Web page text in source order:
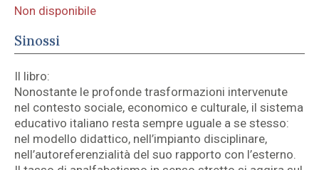
Non disponibile
Sinossi
Il libro:
Nonostante le profonde trasformazioni intervenute
nel contesto sociale, economico e culturale, il sistema
educativo italiano resta sempre uguale a se stesso:
nel modello didattico, nell’impianto disciplinare,
nell’autoreferenzialità del suo rapporto con l’esterno.